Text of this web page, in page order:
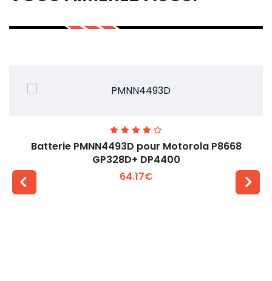
Batterie PMNN4493D pour Motorola P8668
GP328D+ DP4400
64.17€